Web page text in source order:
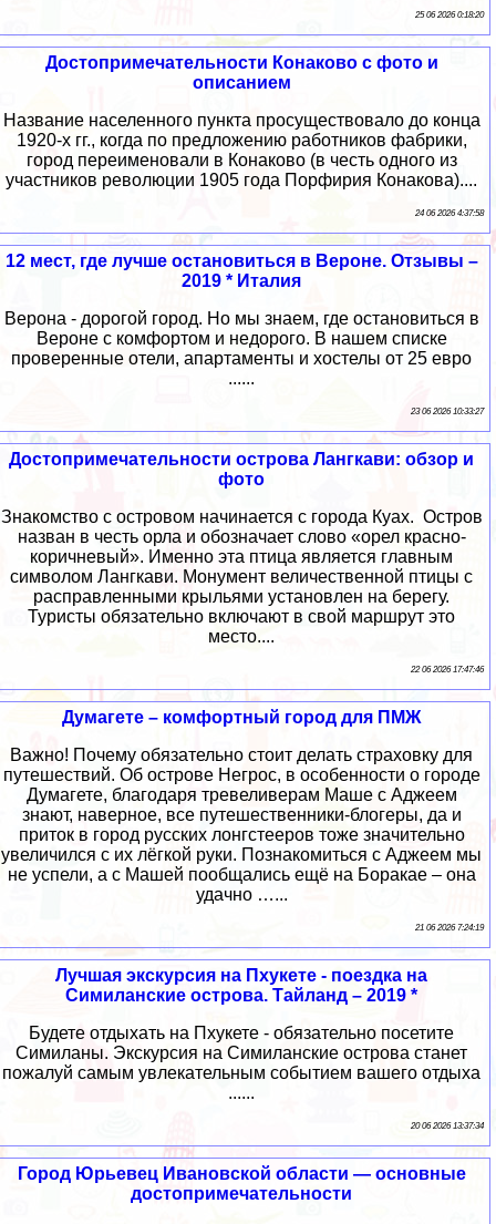
25 06 2026 0:18:20
Достопримечательности Конаково с фото и
описанием
Название населенного пункта просуществовало до конца
1920-х гг., когда по предложению работников фабрики,
город переименовали в Конаково (в честь одного из
участников революции 1905 года Порфирия Конакова)....
24 06 2026 4:37:58
12 мест, где лучше остановиться в Вероне. Отзывы –
2019 * Италия
Верона - дорогой город. Но мы знаем, где остановиться в
Вероне с комфортом и недорого. В нашем списке
проверенные отели, апартаменты и хостелы от 25 евро
......
23 06 2026 10:33:27
Достопримечательности острова Лангкави: обзор и
фото
Знакомство с островом начинается с города Куах. Остров
назван в честь орла и обозначает слово «орел красно-
коричневый». Именно эта птица является главным
символом Лангкави. Монумент величественной птицы с
расправленными крыльями установлен на берегу.
Туристы обязательно включают в свой маршрут это
место....
22 06 2026 17:47:46
Думагете – комфортный город для ПМЖ
Важно! Почему обязательно стоит делать страховку для
путешествий. Об острове Негрос, в особенности о городе
Думагете, благодаря тревеливерам Маше с Аджеем
знают, наверное, все путешественники-блогеры, да и
приток в город русских лонгстееров тоже значительно
увеличился с их лёгкой руки. Познакомиться с Аджеем мы
не успели, а с Машей пообщались ещё на Боракае – она
удачно …...
21 06 2026 7:24:19
Лучшая экскурсия на Пхукете - поездка на
Симиланские острова. Тайланд – 2019 *
Будете отдыхать на Пхукете - обязательно посетите
Симиланы. Экскурсия на Симиланские острова станет
пожалуй самым увлекательным событием вашего отдыха
......
20 06 2026 13:37:34
Город Юрьевец Ивановской области — основные
достопримечательности